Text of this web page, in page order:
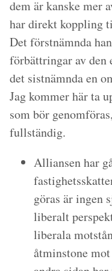
dem är kanske mer
har direkt koppling
Det förstnämnda
förbättringar av den
det sistnämnda en
Jag kommer här ta
som bör
fullständig.
Alliansen har
göras är ingen
liberalt
liberala
åtminstone